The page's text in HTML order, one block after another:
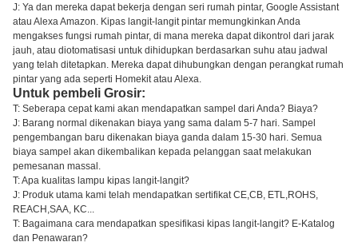
J: Ya dan mereka dapat bekerja dengan seri rumah pintar, Google Assistant
atau Alexa Amazon. Kipas langit-langit pintar memungkinkan Anda
mengakses fungsi rumah pintar, di mana mereka dapat dikontrol dari jarak
jauh, atau diotomatisasi untuk dihidupkan berdasarkan suhu atau jadwal
yang telah ditetapkan. Mereka dapat dihubungkan dengan perangkat rumah
pintar yang ada seperti Homekit atau Alexa.
Untuk pembeli Grosir:
T: Seberapa cepat kami akan mendapatkan sampel dari Anda? Biaya?
J: Barang normal dikenakan biaya yang sama dalam 5-7 hari. Sampel
pengembangan baru dikenakan biaya ganda dalam 15-30 hari. Semua
biaya sampel akan dikembalikan kepada pelanggan saat melakukan
pemesanan massal.
T: Apa kualitas lampu kipas langit-langit?
J: Produk utama kami telah mendapatkan sertifikat CE,CB, ETL,ROHS,
REACH,SAA, KC...
T: Bagaimana cara mendapatkan spesifikasi kipas langit-langit? E-Katalog
dan Penawaran?